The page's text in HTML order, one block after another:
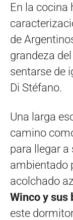
En la cocina
de
grandeza
sentarse de
Di Stéfano.
Una larga
camino
para llegar
ambientado
acolchado
Winco y sus
este